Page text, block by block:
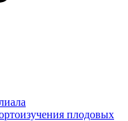
плодовых